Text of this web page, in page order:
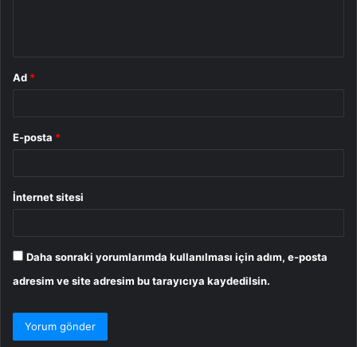
Ad *
E-posta *
İnternet sitesi
Daha sonraki yorumlarımda kullanılması için adım, e-posta
adresim ve site adresim bu tarayıcıya kaydedilsin.